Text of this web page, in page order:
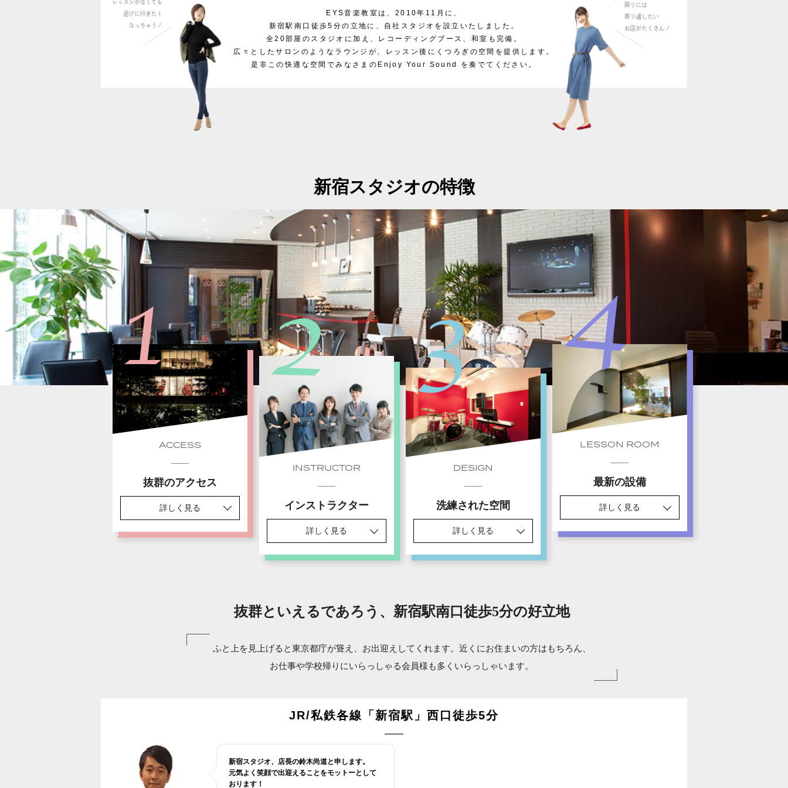
EYS音楽教室は、2010年11月に、
新宿駅南口徒歩5分の立地に、自社スタジオを設立いたしました。
全20部屋のスタジオに加え、レコーディングブース、和室も完備。
広々としたサロンのようなラウンジが、
レッスン後にくつろぎの空間を提供します。
是非この快適な空間でみなさまの Enjoy Your Sound を奏でてください。
新宿スタジオの特徴
ACCESS
抜群のアクセス
詳しく見る
INSTRUCTOR
インストラクター
詳しく見る
DESIGN
洗練された空間
詳しく見る
LESSON ROOM
最新の設備
詳しく見る
抜群といえるであろう、新宿駅南口徒歩5分の好立地
ふと上を見上げると東京都庁が聳え、お出迎えしてくれます。近くにお住まいの方はもちろん、
お仕事や学校帰りにいらっしゃる会員様も多くいらっしゃいます。
JR/私鉄各線「新宿駅」西口徒歩5分
新宿スタジオ、店長の鈴木尚道と申します。
元気よく笑顔で出迎えることをモットーとして
おります！